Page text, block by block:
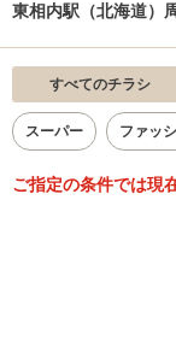
東相内駅（北海道）
すべてのチラシ
スーパー ファッ
ご指定の条件では現